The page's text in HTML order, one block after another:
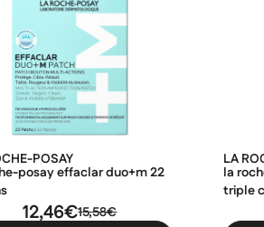
POSAY
posay effaclar duo+m 22
15,58€
12,46€
LA
la
triple